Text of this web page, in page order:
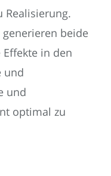
Realisierung.
beide
in den
und
und
optimal zu